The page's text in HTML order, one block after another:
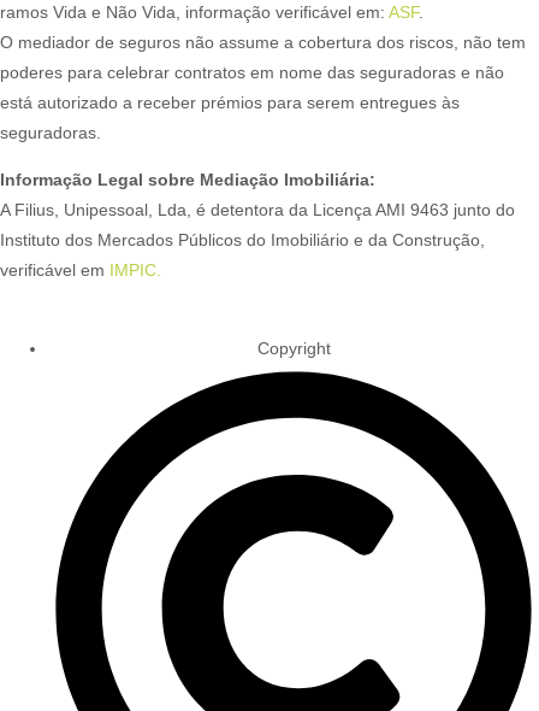
ramos Vida e Não Vida, informação verificável em: ASF.
O mediador de seguros não assume a cobertura dos riscos, não tem
poderes para celebrar contratos em nome das seguradoras e não
está autorizado a receber prémios para serem entregues às
seguradoras.
Informação Legal sobre Mediação Imobiliária:
A Filius, Unipessoal, Lda, é detentora da Licença AMI 9463 junto do
Instituto dos Mercados Públicos do Imobiliário e da Construção,
verificável em IMPIC.
Copyright